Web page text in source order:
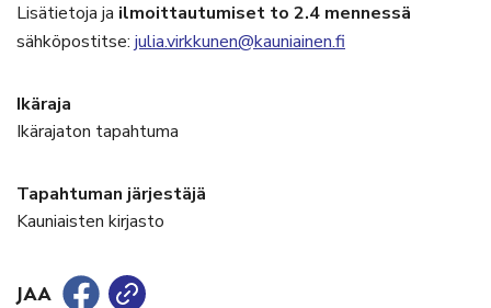
Lisätietoja ja ilmoittautumiset to 2.4 mennessä
sähköpostitse: julia.virkkunen@kauniainen.fi
Ikäraja
Ikärajaton tapahtuma
Tapahtuman järjestäjä
Kauniaisten kirjasto
JAA